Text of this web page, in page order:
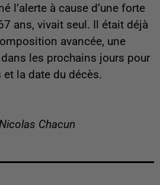
l’alerte à cause d’une forte
ans, vivait seul. Il était déjà
avancée, une
les prochains jours pour
la date du décès.
Chacun